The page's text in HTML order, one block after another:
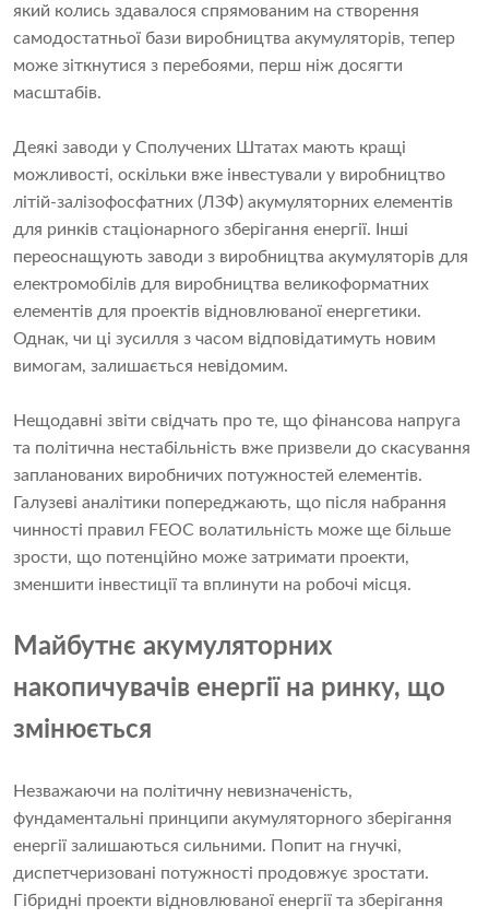
який колись здавалося спрямованим на створення
самодостатньої бази виробництва акумуляторів, тепер
може зіткнутися з перебоями, перш ніж досягти
масштабів.
Деякі заводи у Сполучених Штатах мають кращі
можливості, оскільки вже інвестували у виробництво
літій-залізофосфатних (ЛЗФ) акумуляторних елементів
для ринків стаціонарного зберігання енергії. Інші
переоснащують заводи з виробництва акумуляторів для
електромобілів для виробництва великоформатних
елементів для проектів відновлюваної енергетики.
Однак, чи ці зусилля з часом відповідатимуть новим
вимогам, залишається невідомим.
Нещодавні звіти свідчать про те, що фінансова напруга
та політична нестабільність вже призвели до скасування
запланованих виробничих потужностей елементів.
Галузеві аналітики попереджають, що після набрання
чинності правил FEOC волатильність може ще більше
зрости, що потенційно може затримати проекти,
зменшити інвестиції та вплинути на робочі місця.
Майбутнє акумуляторних
накопичувачів енергії на ринку, що
змінюється
Незважаючи на політичну невизначеність,
фундаментальні принципи акумуляторного зберігання
енергії залишаються сильними. Попит на гнучкі,
диспетчеризовані потужності продовжує зростати.
Гібридні проекти відновлюваної енергії та зберігання